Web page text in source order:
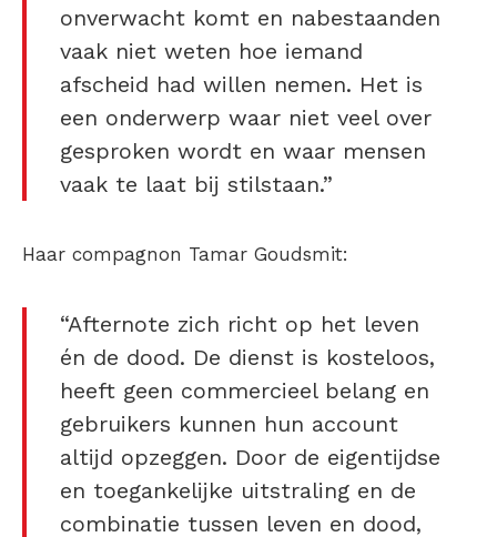
onverwacht komt en nabestaanden
vaak niet weten hoe iemand
afscheid had willen nemen. Het is
een onderwerp waar niet veel over
gesproken wordt en waar mensen
vaak te laat bij stilstaan.”
Haar compagnon Tamar Goudsmit:
“Afternote zich richt op het leven
én de dood. De dienst is kosteloos,
heeft geen commercieel belang en
gebruikers kunnen hun account
altijd opzeggen. Door de eigentijdse
en toegankelijke uitstraling en de
combinatie tussen leven en dood,